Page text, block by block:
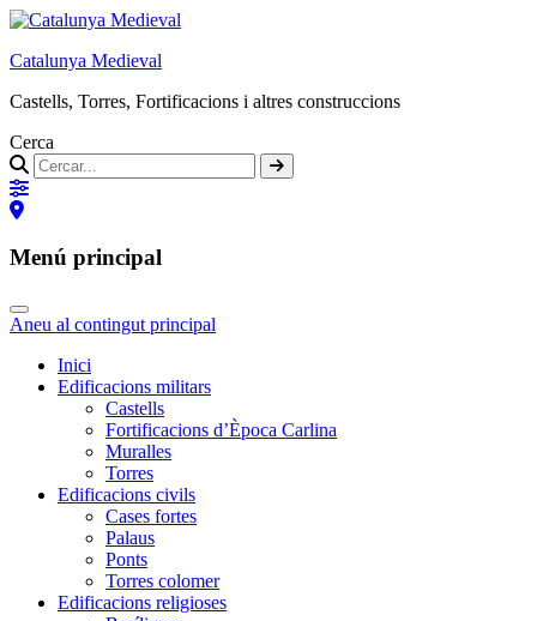
Catalunya Medieval
Castells, Torres, Fortificacions i altres construccions
Cerca
Menú principal
Aneu al contingut principal
Inici
Edificacions militars
Castells
Fortificacions d’Època Carlina
Muralles
Torres
Edificacions civils
Cases fortes
Palaus
Ponts
Torres colomer
Edificacions religioses